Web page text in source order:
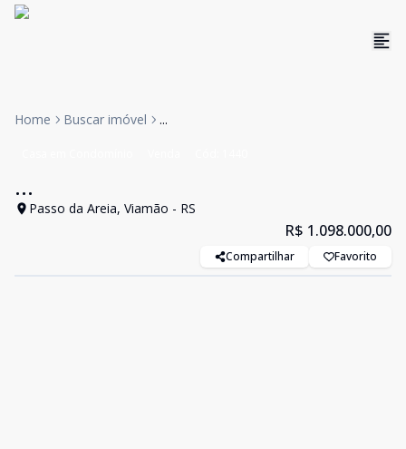
Home Buscar imóvel ...
...
Passo da Areia, Viamão - RS
R$ 1.098.000,00
Compartilhar Favorito